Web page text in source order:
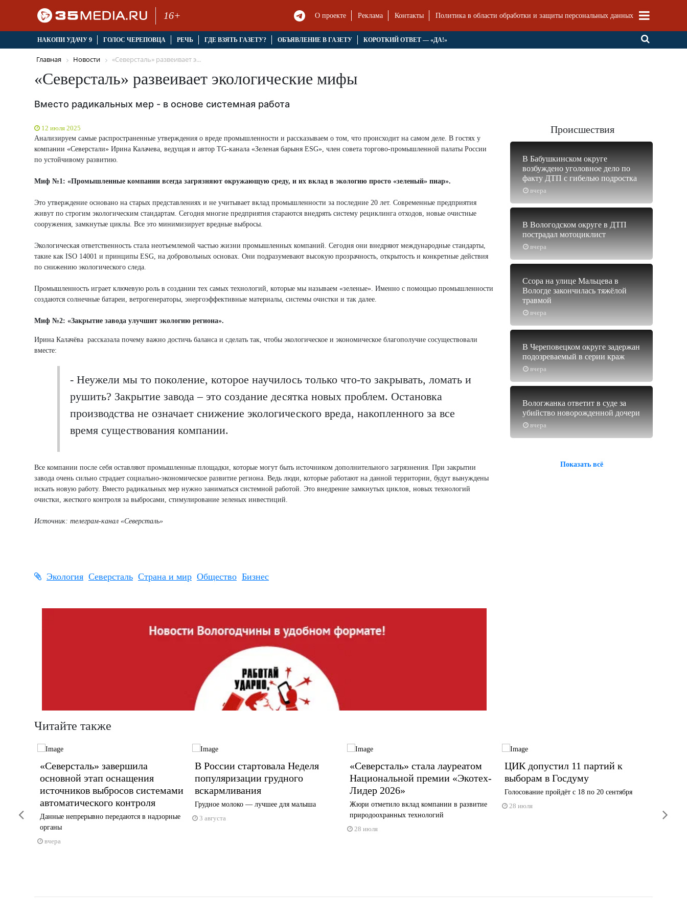
16+ О проекте Реклама Контакты Политика в области обработки и защиты персональных данных
НАКОПИ УДАЧУ 9 ГОЛОС ЧЕРЕПОВЦА РЕЧЬ ГДЕ ВЗЯТЬ ГАЗЕТУ? ОБЪЯВЛЕНИЕ В ГАЗЕТУ КОРОТКИЙ ОТВЕТ — «ДА!»
Главная Новости «Северсталь» развеивает э...
«Северсталь» развеивает экологические мифы
Вместо радикальных мер - в основе системная работа
12 июля 2025
Анализируем самые распространенные утверждения о вреде промышленности и рассказываем о том, что происходит на самом деле. В гостях у
компании «Северстали» Ирина Калачева, ведущая и автор TG-канала «Зеленая барыня ESG», член совета торгово-промышленной палаты России
по устойчивому развитию.
Миф №1: «Промышленные компании всегда загрязняют окружающую среду, и их вклад в экологию просто «зеленый» пиар».
Это утверждение основано на старых представлениях и не учитывает вклад промышленности за последние 20 лет. Современные предприятия
живут по строгим экологическим стандартам. Сегодня многие предприятия стараются внедрять систему рециклинга отходов, новые очистные
сооружения, замкнутые циклы. Все это минимизирует вредные выбросы.
Экологическая ответственность стала неотъемлемой частью жизни промышленных компаний. Сегодня они внедряют международные стандарты,
такие как ISO 14001 и принципы ESG, на добровольных основах. Они подразумевают высокую прозрачность, открытость и конкретные действия
по снижению экологического следа.
Промышленность играет ключевую роль в создании тех самых технологий, которые мы называем «зеленые». Именно с помощью промышленности
создаются солнечные батареи, ветрогенераторы, энергоэффективные материалы, системы очистки и так далее.
Миф №2: «Закрытие завода улучшит экологию региона».
Ирина Калачёва рассказала почему важно достичь баланса и сделать так, чтобы экологическое и экономическое благополучие сосуществовали
вместе:
- Неужели мы то поколение, которое научилось только что-то закрывать, ломать и
рушить? Закрытие завода – это создание десятка новых проблем. Остановка
производства не означает снижение экологического вреда, накопленного за все
время существования компании.
Все компании после себя оставляют промышленные площадки, которые могут быть источником дополнительного загрязнения. При закрытии
завода очень сильно страдает социально-экономическое развитие региона. Ведь люди, которые работают на данной территории, будут вынуждены
искать новую работу. Вместо радикальных мер нужно заниматься системной работой. Это внедрение замкнутых циклов, новых технологий
очистки, жесткого контроля за выбросами, стимулирование зеленых инвестиций.
Источник: телеграм-канал «Северсталь»
Экология Северсталь Страна и мир Общество Бизнес
Происшествия
вчера
В Бабушкинском округе
возбуждено уголовное дело по
факту ДТП с гибелью подростка
вчера
В Вологодском округе в ДТП
пострадал мотоциклист
вчера
Ссора на улице Мальцева в
Вологде закончилась тяжёлой
травмой
вчера
В Череповецком округе задержан
подозреваемый в серии краж
вчера
Вологжанка ответит в суде за
убийство новорожденной дочери
Показать всё
Читайте также
«Северсталь» завершила
основной этап оснащения
источников выбросов системами
автоматического контроля
Данные непрерывно передаются в надзорные
органы
вчера
В России стартовала Неделя
популяризации грудного
вскармливания
Грудное молоко — лучшее для малыша
3 августа
«Северсталь» стала лауреатом
Национальной премии «Экотех-
Лидер 2026»
Жюри отметило вклад компании в развитие
природоохранных технологий
28 июля
ЦИК допустил 11 партий к
выборам в Госдуму
Голосование пройдёт с 18 по 20 сентября
28 июля
27 июля